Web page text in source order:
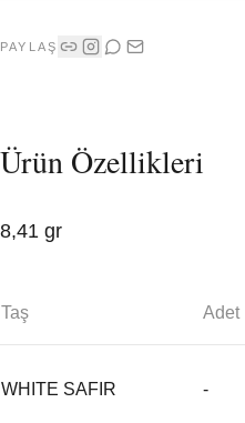
PAYLAŞ
Ürün Özellikleri
8,41 gr
Taş Adet
WHITE SAFIR -